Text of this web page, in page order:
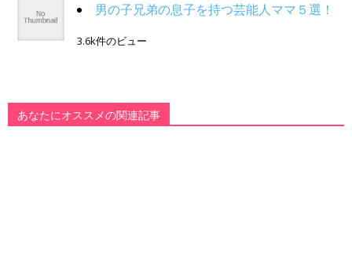
男の子兄弟の息子を持つ芸能人ママ５選！
3.6k件のビュー
あなたにオススメの関連記事